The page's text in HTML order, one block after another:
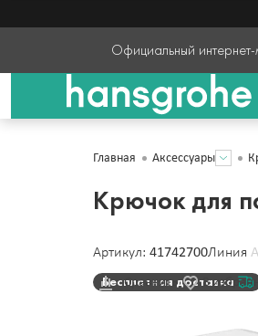
Официальный интернет-
Главная Аксессуары
Крючок для
Артикул: 41742700Линия
Сравнить В
Бесплатная доставка